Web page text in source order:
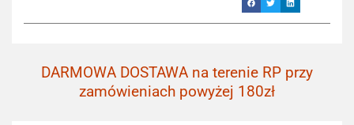
DARMOWA DOSTAWA na terenie RP przy
zamówieniach powyżej 180zł